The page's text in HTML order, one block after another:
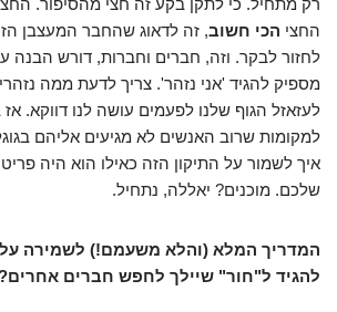
רק מתחיל. כי לתקן בקע זה חצי מהסיפור.
החצי הכי חשוב, זה לדאוג שהחבר המעצבן
לחזור לבקר. וזה, חברים וחברות, דורש הבנה
מספיק להגיד 'אני נזהר'. צריך לדעת ממה
לעזאזל הגוף שלנו לפעמים עושה לנו דווקא. אז
למקומות שרוב האנשים לא מגיעים אליהם
איך לשמור על התיקון הזה כאילו הוא היה
שלכם. מוכנים? יאללה, נתחיל.
המדריך המלא (והלא משעמם!) לשמירה על
להגיד ל"חור" שיילך לחפש חברים